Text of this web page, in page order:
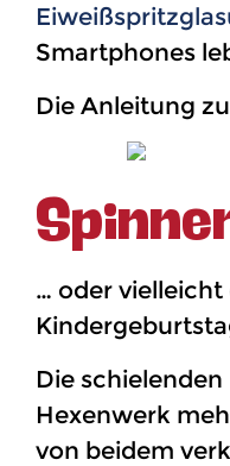
Smartphones
Die Anleitung
… oder vielleicht
Die
Hexenwerk
von beidem